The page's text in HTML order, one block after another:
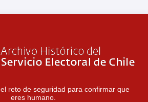
reto de seguridad para confirmar que
eres humano.